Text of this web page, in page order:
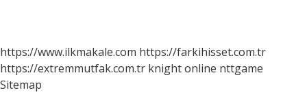
https://www.ilkmakale.com https://farkihisset.com.tr
https://extremmutfak.com.tr knight online nttgame
Sitemap